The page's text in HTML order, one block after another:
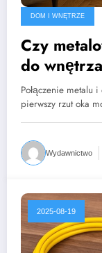
DOM I WNĘTRZE
Czy
do
Połączenie metalu
pierwszy rzut oka
Wydawnictwo
2025-08-19